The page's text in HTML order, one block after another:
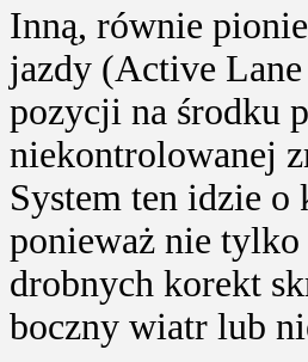
Inną, równie
jazdy (Active
pozycji na środku
niekontrolowanej
System ten idzie
ponieważ nie tylko
drobnych korekt
boczny wiatr lub